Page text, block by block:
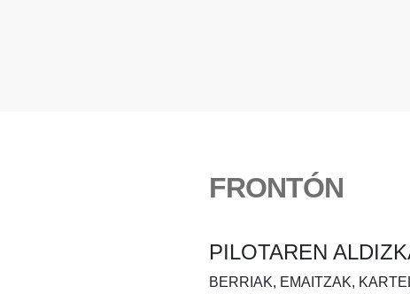
FRONTÓN
PILOTAREN
BERRIAK, EMAITZAK,